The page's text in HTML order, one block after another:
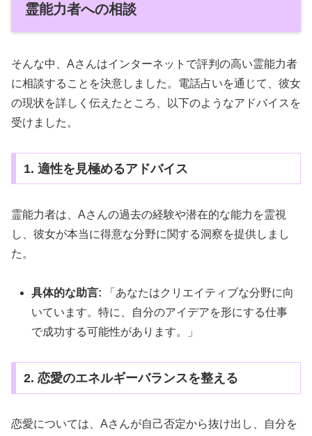
霊能力者への相談
そんな中、Aさんはインターネットで評判の高い霊能力者
に相談することを決意しました。電話占いを通じて、彼女
の現状を詳しく伝えたところ、以下のようなアドバイスを
受けました。
1. 適性を見極めるアドバイス
霊能力者は、Aさんの過去の経験や潜在的な能力を霊視
し、彼女が本当に得意な分野に関する洞察を提供しまし
た。
具体的な助言: 「あなたはクリエイティブな分野に向
いています。特に、自分のアイデアを形にする仕事
で成功する可能性があります。」
2. 恋愛のエネルギーバランスを整える
恋愛については、Aさんが自己否定から抜け出し、自分を